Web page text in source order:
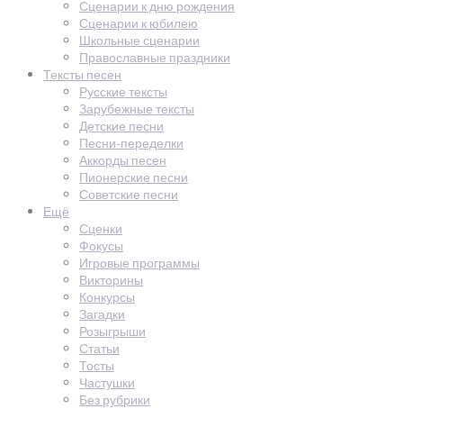
Сценарии к дню рождения
Сценарии к юбилею
Школьные сценарии
Православные праздники
Тексты песен
Русские тексты
Зарубежные тексты
Детские песни
Песни-переделки
Аккорды песен
Пионерские песни
Советские песни
Ещё
Сценки
Фокусы
Игровые программы
Викторины
Конкурсы
Загадки
Розыгрыши
Статьи
Тосты
Частушки
Без рубрики